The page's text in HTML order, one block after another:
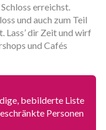
erreichst.
und auch zum Teil
Lass’ dir Zeit und wirf
und Cafés
bebilderte Liste
Personen